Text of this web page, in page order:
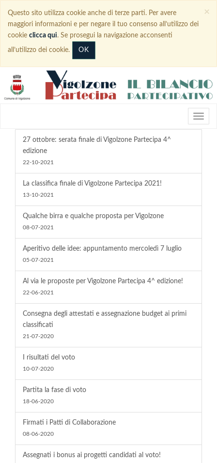
×
Questo sito utilizza cookie anche di terze parti. Per avere
maggiori informazioni e per negare il tuo consenso all’utilizzo dei
cookie clicca qui. Se prosegui la navigazione acconsenti
all’utilizzo dei cookie. OK
27 ottobre: serata finale di Vigolzone Partecipa 4^
edizione
22-10-2021
La classifica finale di Vigolzone Partecipa 2021!
13-10-2021
Qualche birra e qualche proposta per Vigolzone
08-07-2021
Aperitivo delle idee: appuntamento mercoledì 7 luglio
05-07-2021
Al via le proposte per Vigolzone Partecipa 4^ edizione!
22-06-2021
Consegna degli attestati e assegnazione budget ai primi
classificati
21-07-2020
I risultati del voto
10-07-2020
Partita la fase di voto
18-06-2020
Firmati i Patti di Collaborazione
08-06-2020
Assegnati i bonus ai progetti candidati al voto!